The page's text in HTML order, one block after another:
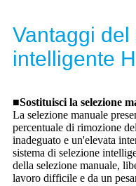
Vantaggi
intelligente
■Sostituisci la selezione
La selezione manuale
percentuale di rimozione
inadeguato e un'elevata
sistema di selezione
della selezione manuale,
lavoro difficile e da un